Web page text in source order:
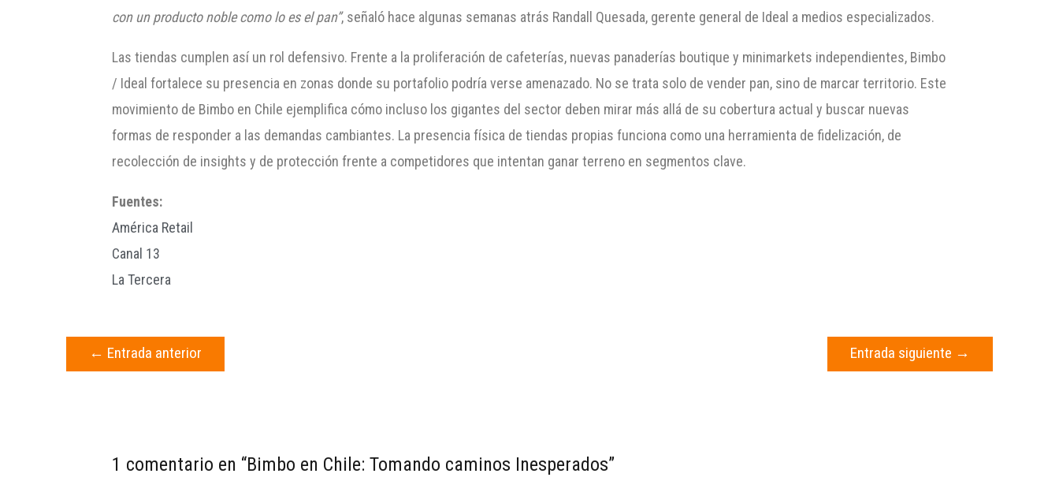
con un producto noble como lo es el pan”, señaló hace algunas semanas atrás Randall Quesada, gerente general de Ideal a medios especializados.
Las tiendas cumplen así un rol defensivo. Frente a la proliferación de cafeterías, nuevas panaderías boutique y minimarkets independientes, Bimbo
/ Ideal fortalece su presencia en zonas donde su portafolio podría verse amenazado. No se trata solo de vender pan, sino de marcar territorio. Este
movimiento de Bimbo en Chile ejemplifica cómo incluso los gigantes del sector deben mirar más allá de su cobertura actual y buscar nuevas
formas de responder a las demandas cambiantes. La presencia física de tiendas propias funciona como una herramienta de fidelización, de
recolección de insights y de protección frente a competidores que intentan ganar terreno en segmentos clave.
Fuentes:
América Retail
Canal 13
La Tercera
← Entrada anterior Entrada siguiente →
1 comentario en “Bimbo en Chile: Tomando caminos Inesperados”